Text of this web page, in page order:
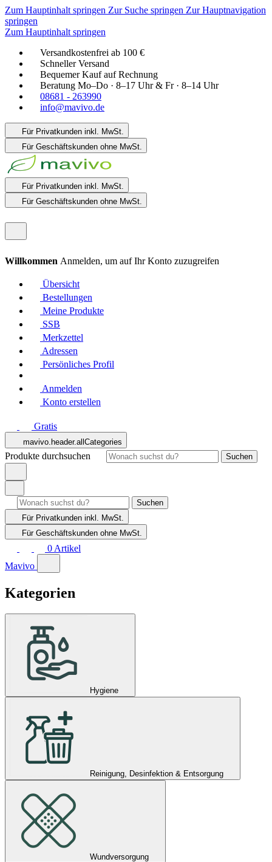
Zum Hauptinhalt springen Zur Suche springen Zur Hauptnavigation
springen
Zum Hauptinhalt springen
Versandkostenfrei ab 100 €
Schneller Versand
Bequemer Kauf auf Rechnung
Beratung Mo–Do · 8–17 Uhr & Fr · 8–14 Uhr
08681 - 263990
info@mavivo.de
Für Privatkunden inkl. MwSt.
Für Geschäftskunden ohne MwSt.
Für Privatkunden inkl. MwSt.
Für Geschäftskunden ohne MwSt.
Willkommen Anmelden, um auf Ihr Konto zuzugreifen
Übersicht
Bestellungen
Meine Produkte
SSB
Merkzettel
Adressen
Persönliches Profil
Anmelden
Konto erstellen
Gratis
mavivo.header.allCategories
Produkte durchsuchen Suchen
Suchen
Für Privatkunden inkl. MwSt.
Für Geschäftskunden ohne MwSt.
0 Artikel
Mavivo
Kategorien
Hygiene
Reinigung, Desinfektion & Entsorgung
Wundversorgung